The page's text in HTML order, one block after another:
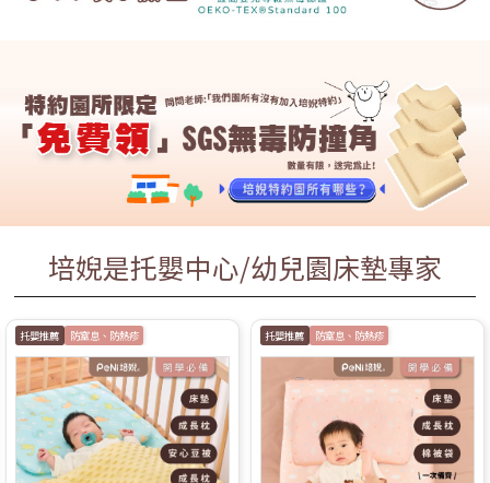
培婗是托嬰中心/幼兒園床墊專家
托嬰推薦 防窒息、防熱疹 托嬰推薦 防窒息、防熱疹